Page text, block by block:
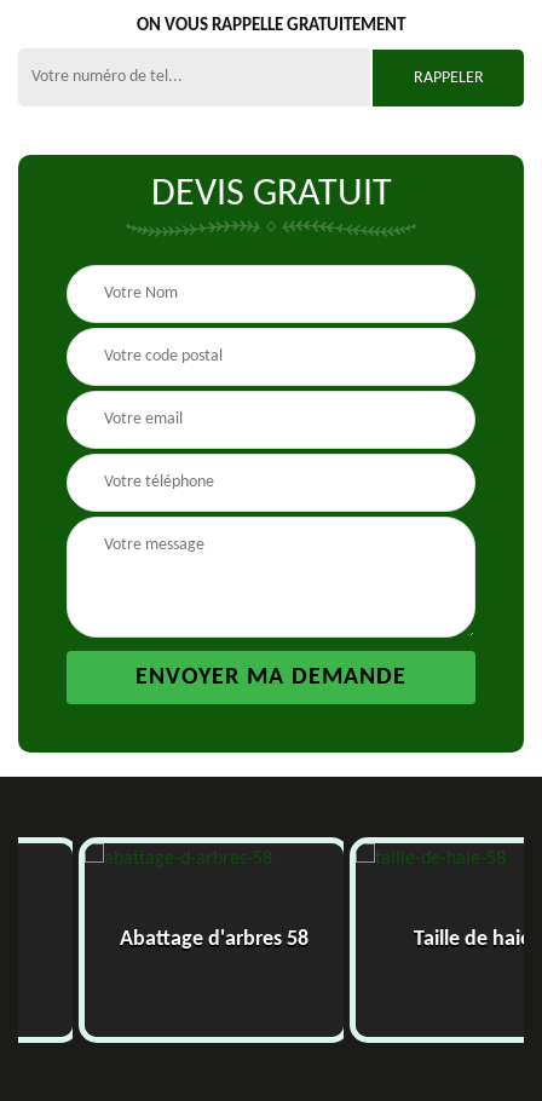
ON VOUS RAPPELLE GRATUITEMENT
DEVIS GRATUIT
Abattage d'arbres 58 Taille de haie